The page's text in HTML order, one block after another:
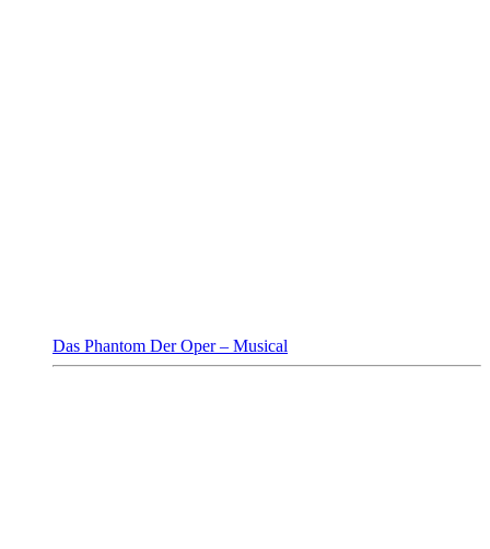
Das Phantom Der Oper – Musical